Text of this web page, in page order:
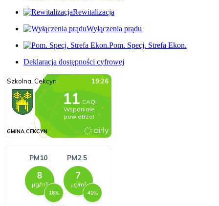
Rewitalizacja
Wyłączenia prądu
Pom. Specj. Strefa Ekon.
Deklaracja dostępności cyfrowej